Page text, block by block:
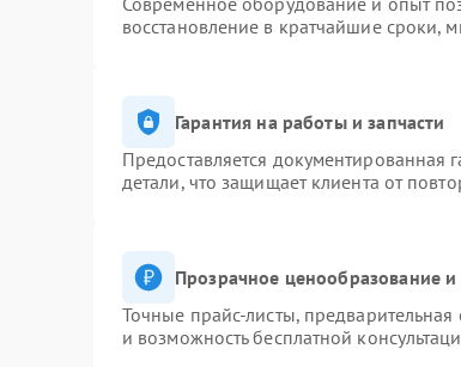
восстановление в кратчайшие сроки,
Гарантия на работы и запчасти
Предоставляется
детали, что защищает клиента от
Прозрачное ценообразование и
Точные прайс-листы,
и возможность бесплатной